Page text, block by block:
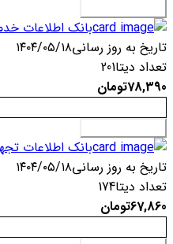
بانک اطلاعات
تاریخ به روز رسانی۱۴۰۴/۰۵/۱۸
تعداد دیتا201
78,390تومان
بانک اطلاعات
تاریخ به روز رسانی۱۴۰۴/۰۵/۱۸
تعداد دیتا174
67,860تومان